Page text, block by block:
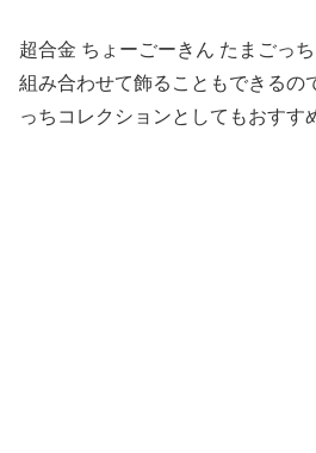
超合金 ちょーごーきん たまごっ
組み合わせて飾ることもできるの
っちコレクションとしてもおすす